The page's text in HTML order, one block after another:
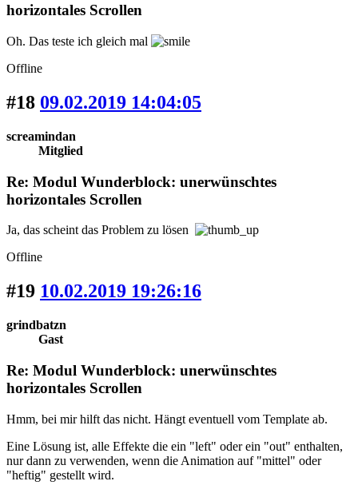
horizontales Scrollen
Oh. Das teste ich gleich mal
Offline
#18 09.02.2019 14:04:05
screamindan
Mitglied
Re: Modul Wunderblock: unerwünschtes
horizontales Scrollen
Ja, das scheint das Problem zu lösen
Offline
#19 10.02.2019 19:26:16
grindbatzn
Gast
Re: Modul Wunderblock: unerwünschtes
horizontales Scrollen
Hmm, bei mir hilft das nicht. Hängt eventuell vom Template ab.
Eine Lösung ist, alle Effekte die ein "left" oder ein "out" enthalten,
nur dann zu verwenden, wenn die Animation auf "mittel" oder
"heftig" gestellt wird.